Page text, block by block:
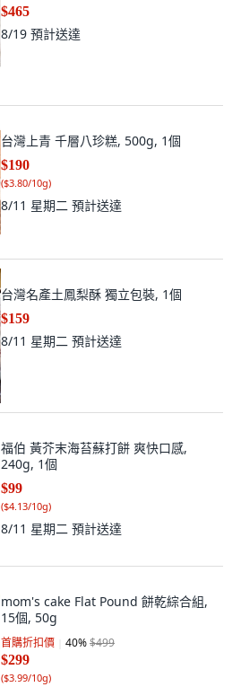
$465
8/19 預計送達
台灣上青 千層八珍糕, 500g, 1個
$190
($3.80/10g)
8/11 星期二 預計送達
台灣名產土鳳梨酥 獨立包裝, 1個
$159
8/11 星期二 預計送達
福伯 黃芥末海苔蘇打餅 爽快口感,
240g, 1個
$99
($4.13/10g)
8/11 星期二 預計送達
mom's cake Flat Pound 餅乾綜合組,
15個, 50g
首購折扣價 40%$499
$299
($3.99/10g)